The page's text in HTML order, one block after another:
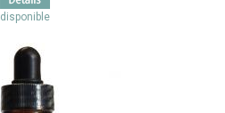
disponible